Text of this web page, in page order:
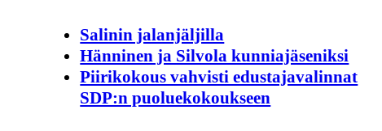
Salinin jalanjäljilla
Hänninen ja Silvola kunniajäseniksi
Piirikokous vahvisti edustajavalinnat
SDP:n puoluekokoukseen